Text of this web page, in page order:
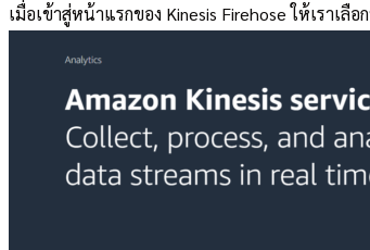
เมื่อเข้าสู่หน้าแรกของ Kinesis Firehose ให้เราเ